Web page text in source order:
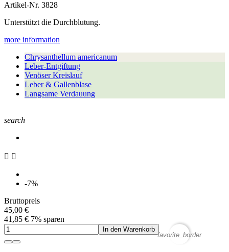
Artikel-Nr. 3828
Unterstützt die Durchblutung.
more information
Chrysanthellum americanum
Leber-Entgiftung
Venöser Kreislauf
Leber & Gallenblase
Langsame Verdauung
search
 
-7%
Bruttopreis
45,00 €
41,85 € 7% sparen
In den Warenkorb
favorite_border